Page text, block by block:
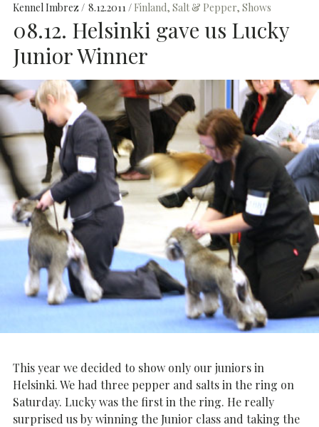
Kennel Imbrez 8.12.2011 Finland, Salt & Pepper, Shows
08.12. Helsinki gave us Lucky
Junior Winner
This year we decided to show only our juniors in
Helsinki. We had three pepper and salts in the ring on
Saturday. Lucky was the first in the ring. He really
surprised us by winning the Junior class and taking the